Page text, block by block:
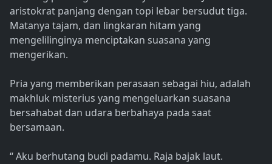
aristokrat panjang dengan topi lebar bersudut tiga.
Matanya tajam, dan lingkaran hitam yang
mengelilinginya menciptakan suasana yang
mengerikan.
Pria yang memberikan perasaan sebagai hiu, adalah
makhluk misterius yang mengeluarkan suasana
bersahabat dan udara berbahaya pada saat
bersamaan.
“ Aku berhutang budi padamu. Raja bajak laut.